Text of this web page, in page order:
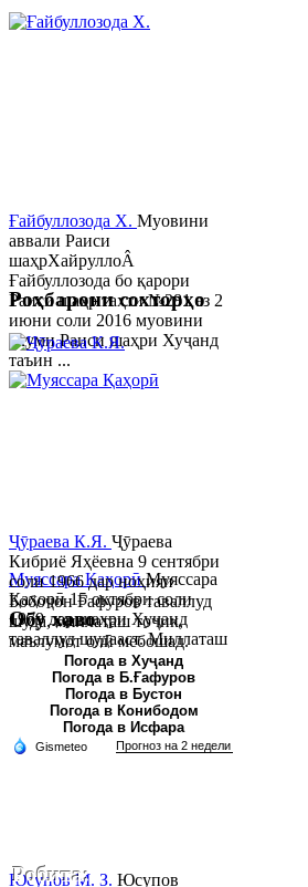
Ғайбуллозода Х. Муовини
аввали Раиси
шаҳрХайруллоÂ
Ғайбуллозода бо қарори
Раиси шаҳр таҳти №281 аз 2
июни соли 2016 муовини
якуми Раиси шаҳри Хуҷанд
таъин ...
Муяссара ҚаҳорӣМуяссара
Қаҳорӣ 15 октябри соли
1979 дар шаҳри Хуҷанд
таваллуд шудааст. Миллаташ
тоҷик. Маълумот олӣ. Соли
2002 Донишгоҳи давлатии
Хуҷанд ба...
Роҳбарони сохторҳо
Ҷӯраева К.Я. Ҷӯраева
Кибриё Яҳёевна 9 сентябри
соли 1966 дар ноҳияи
Бобоҷон Ғафуров таваллуд
шуда, миллаташ тоҷик,
маълумот олӣ мебошад.
Соли 1997 Донишг...
Юсупов М. З. Юсупов
Обу хаво
Погода в Хуҷанд
Погода в Б.Ғафуров
Погода в Бустон
Погода в Конибодом
Погода в Исфара
Робита: